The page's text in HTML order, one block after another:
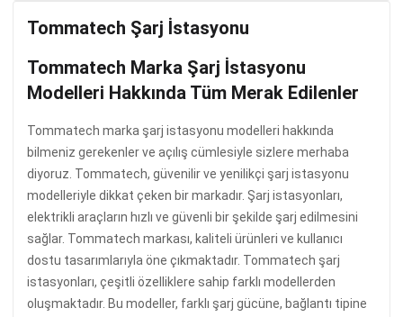
Tommatech Şarj İstasyonu
Tommatech Marka Şarj İstasyonu
Modelleri Hakkında Tüm Merak Edilenler
Tommatech marka şarj istasyonu modelleri hakkında
bilmeniz gerekenler ve açılış cümlesiyle sizlere merhaba
diyoruz. Tommatech, güvenilir ve yenilikçi şarj istasyonu
modelleriyle dikkat çeken bir markadır. Şarj istasyonları,
elektrikli araçların hızlı ve güvenli bir şekilde şarj edilmesini
sağlar. Tommatech markası, kaliteli ürünleri ve kullanıcı
dostu tasarımlarıyla öne çıkmaktadır. Tommatech şarj
istasyonları, çeşitli özelliklere sahip farklı modellerden
oluşmaktadır. Bu modeller, farklı şarj gücüne, bağlantı tipine